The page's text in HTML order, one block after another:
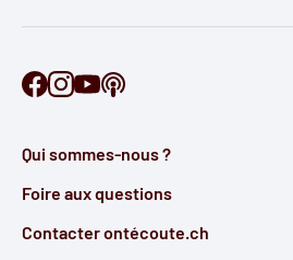
Retrouve Ontécoute sur
Retrouve Ontécoute sur
Retrouve Ontécoute sur
Qui sommes-nous ?
Foire aux questions
Contacter ontécoute.ch